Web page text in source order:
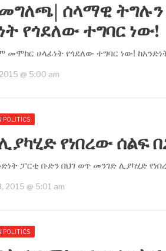
መግለጫ| ሰላማዊ
የጎደለው ተግባር ነው!
ሀላፊነት የጎደለው ተግባር ነው!
@ 5:00 am
POLITICS
የነበረው ሰልፍ
ፓርቲ ቡድን በህገ ወጥ መንገድ ሊያካሂድ
2015 @ 5:01 am
POLITICS